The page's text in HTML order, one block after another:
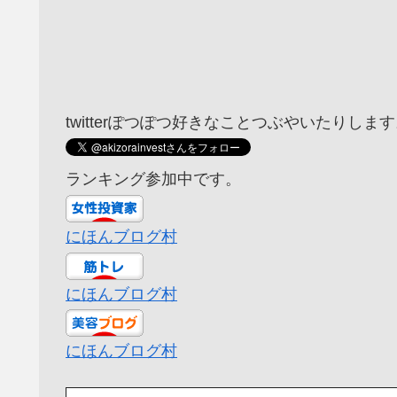
twitterぽつぽつ好きなことつぶやいたりしま
ランキング参加中です。
にほんブログ村
にほんブログ村
にほんブログ村